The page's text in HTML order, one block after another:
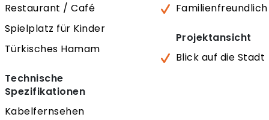
Restaurant / Café
Spielplatz für Kinder
Türkisches Hamam
Technische
Spezifikationen
Kabelfernsehen
Familienfreundlich
Projektansicht
Blick auf die Stadt